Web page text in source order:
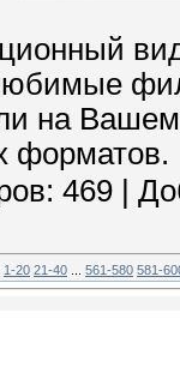
на
форматов.
469
1-20 21-40 561-580 581-